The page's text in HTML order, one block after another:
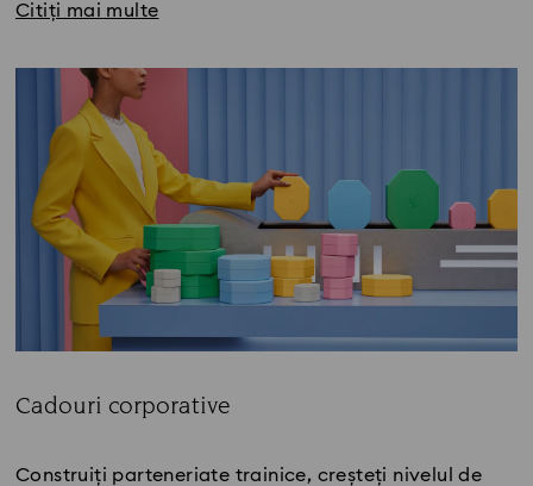
Citiți mai multe
Cadouri corporative
Construiți parteneriate trainice, creșteți nivelul de